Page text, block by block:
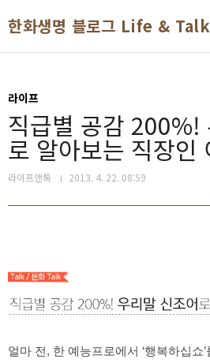
한화생명 블로그 Life & Talk
라이프
직급별 공감 200%!
로 알아보는 직장인
라이프앤톡 2013. 4. 22. 08:59
얼마 전, 한 예능프로에서 ‘행복하십쇼’